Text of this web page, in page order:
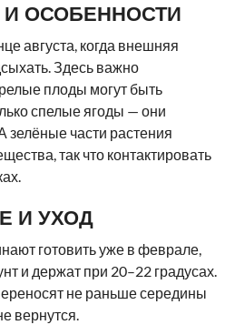
ОСОБЕННОСТИ
августа, когда внешняя
Здесь важно
плоды могут быть
спелые ягоды — они
зелёные части растения
так что контактировать
И УХОД
готовить уже в феврале,
и держат при 20–22 градусах.
не раньше середины
вернутся.